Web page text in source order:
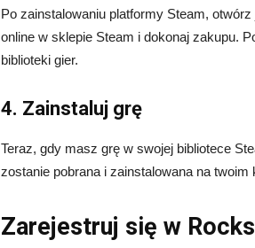
Po zainstalowaniu platformy Steam,
online w sklepie Steam i dokonaj zakupu.
biblioteki gier.
4. Zainstaluj grę
Teraz, gdy masz grę w swojej bibliotece
zostanie pobrana i zainstalowana na twoim
Zarejestruj się w